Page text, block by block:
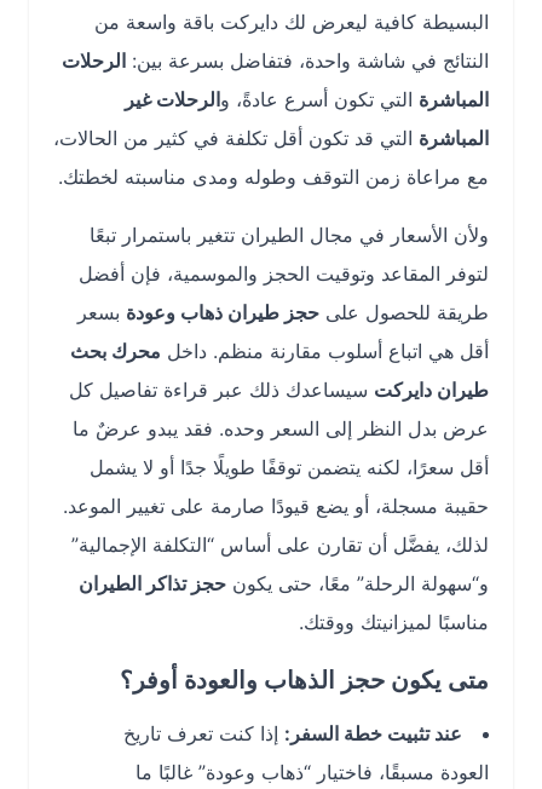
البسيطة كافية ليعرض لك دايركت باقة واسعة من
النتائج في شاشة واحدة، فتفاضل بسرعة بين:الرحلات
المباشرةالتي تكون أسرع عادةً، والرحلات غير
المباشرةالتي قد تكون أقل تكلفة في كثير من الحالات،
مع مراعاة زمن التوقف وطوله ومدى مناسبته لخطتك.
ولأن الأسعار في مجال الطيران تتغير باستمرار تبعًا
لتوفر المقاعد وتوقيت الحجز والموسمية، فإن أفضل
طريقة للحصول علىحجز طيران ذهاب وعودةبسعر
أقل هي اتباع أسلوب مقارنة منظم. داخل محرك بحث
طيران دايركتسيساعدك ذلك عبر قراءة تفاصيل كل
عرض بدل النظر إلى السعر وحده. فقد يبدو عرضٌ ما
أقل سعرًا، لكنه يتضمن توقفًا طويلًا جدًا أو لا يشمل
حقيبة مسجلة، أو يضع قيودًا صارمة على تغيير الموعد.
لذلك، يفضَّل أن تقارن على أساس “التكلفة الإجمالية”
و“سهولة الرحلة” معًا، حتى يكون حجز تذاكر الطيران
مناسبًا لميزانيتك ووقتك.
متى يكون حجز الذهاب والعودة أوفر؟
عند تثبيت خطة السفر:إذا كنت تعرف تاريخ
العودة مسبقًا، فاختيار “ذهاب وعودة” غالبًا ما